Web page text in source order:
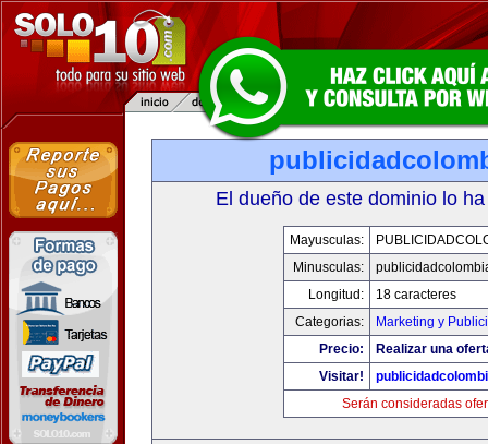
El dueño de este dominio lo
Mayusculas:
Minusculas:
Longitud:
18 caracteres
Categorias:
Marketing y
Precio:
Realizar una
Visitar!
Serán consideradas